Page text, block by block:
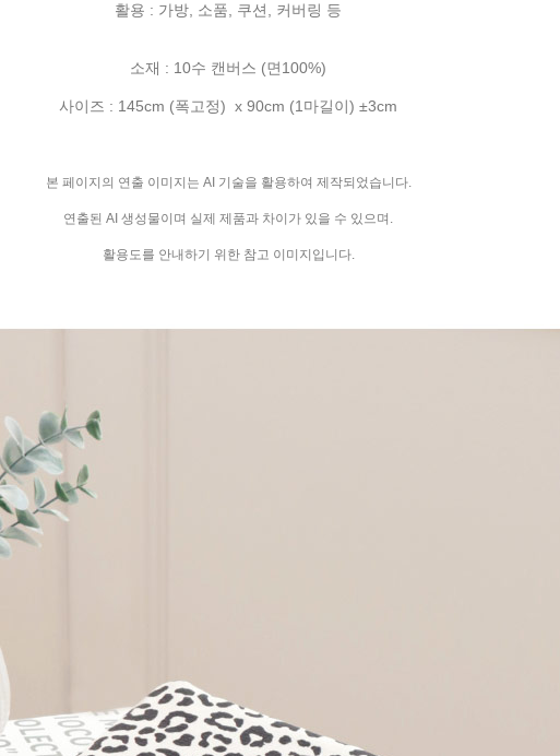
활용 : 가방, 소품, 쿠션, 커버링 등
소재 : 10수 캔버스 (면100%)
사이즈 : 145cm (폭고정) x 90cm (1마길이) ±3cm
본 페이지의 연출 이미지는 AI 기술을 활용하여 제작되었습니다.
연출된 AI 생성물이며 실제 제품과 차이가 있을 수 있으며.
활용도를 안내하기 위한 참고 이미지입니다.